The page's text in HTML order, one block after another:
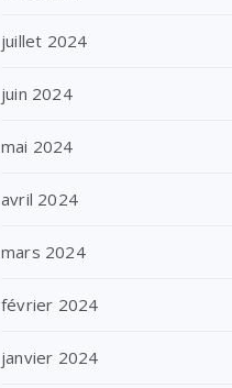
juillet 2024
juin 2024
mai 2024
avril 2024
mars 2024
février 2024
janvier 2024